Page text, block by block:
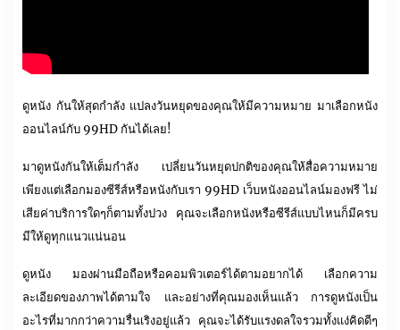
ดูหนัง กันให้สุดกำลัง แปลงวันหยุดของคุณให้มีความหมาย มาเลือกหนัง
ออนไลน์กับ 99HD กันได้เลย!
มาดูหนังกันให้เต็มกำลัง เปลี่ยนวันหยุดปกติของคุณให้สื่อความหมาย
เพียงแต่เลือกมองซีรีส์หรือหนังกับเรา 99HD เว็บหนังออนไลน์มองฟรี ไม่
เสียค่าบริการใดๆก็ตามทั้งปวง คุณจะเลือกหนังหรือซีรีส์แบบไหนก็มีครบ
มีให้ดูทุกแนวแน่นอน
ดูหนัง มองผ่านมือถือหรือคอมพิวเตอร์ได้ตามอยากได้ เลือกความ
ละเอียดของภาพได้ตามใจ และอย่างที่คุณมองเห็นแล้ว การดูหนังเป็น
อะไรที่มากกว่าความรื่นเริงอยู่แล้ว คุณจะได้รับแรงดลใจรวมทั้งแง่คิดดีๆ